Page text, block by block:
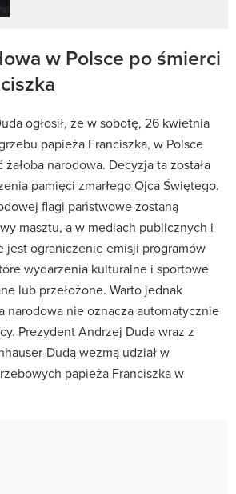
w Polsce po śmierci
ogłosił, że w sobotę, 26 kwietnia
papieża Franciszka, w Polsce
narodowa. Decyzja ta została
pamięci zmarłego Ojca Świętego.
flagi państwowe zostaną
masztu, a w mediach publicznych i
jest ograniczenie emisji programów
wydarzenia kulturalne i sportowe
lub przełożone. Warto jednak
narodowa nie oznacza automatycznie
Prezydent Andrzej Duda wraz z
Dudą wezmą udział w
papieża Franciszka w